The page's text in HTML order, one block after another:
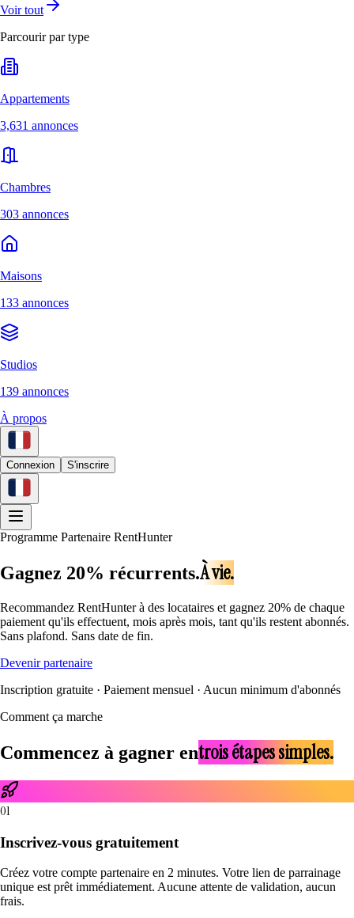
Voir tout
Parcourir par type
Appartements
3,631 annonces
Chambres
303 annonces
Maisons
133 annonces
Studios
139 annonces
À propos
Connexion S'inscrire
Programme Partenaire RentHunter
Gagnez 20% récurrents.À vie.
Recommandez RentHunter à des locataires et gagnez 20% de chaque
paiement qu'ils effectuent, mois après mois, tant qu'ils restent abonnés.
Sans plafond. Sans date de fin.
Devenir partenaire
Inscription gratuite · Paiement mensuel · Aucun minimum d'abonnés
Comment ça marche
Commencez à gagner entrois étapes simples.
01
Inscrivez-vous gratuitement
Créez votre compte partenaire en 2 minutes. Votre lien de parrainage
unique est prêt immédiatement. Aucune attente de validation, aucun
frais.